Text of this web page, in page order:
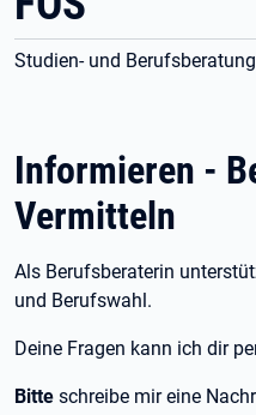
Studien- und Berufsberatung
Informieren -
Vermitteln
Als Berufsberaterin
und Berufswahl.
Deine Fragen kann ich dir
Bitte schreibe mir eine